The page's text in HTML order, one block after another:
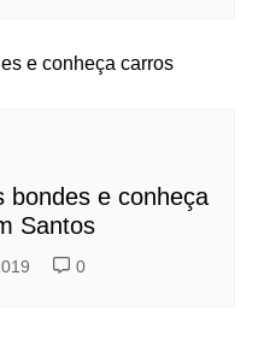
bondes e conheça
Santos
0